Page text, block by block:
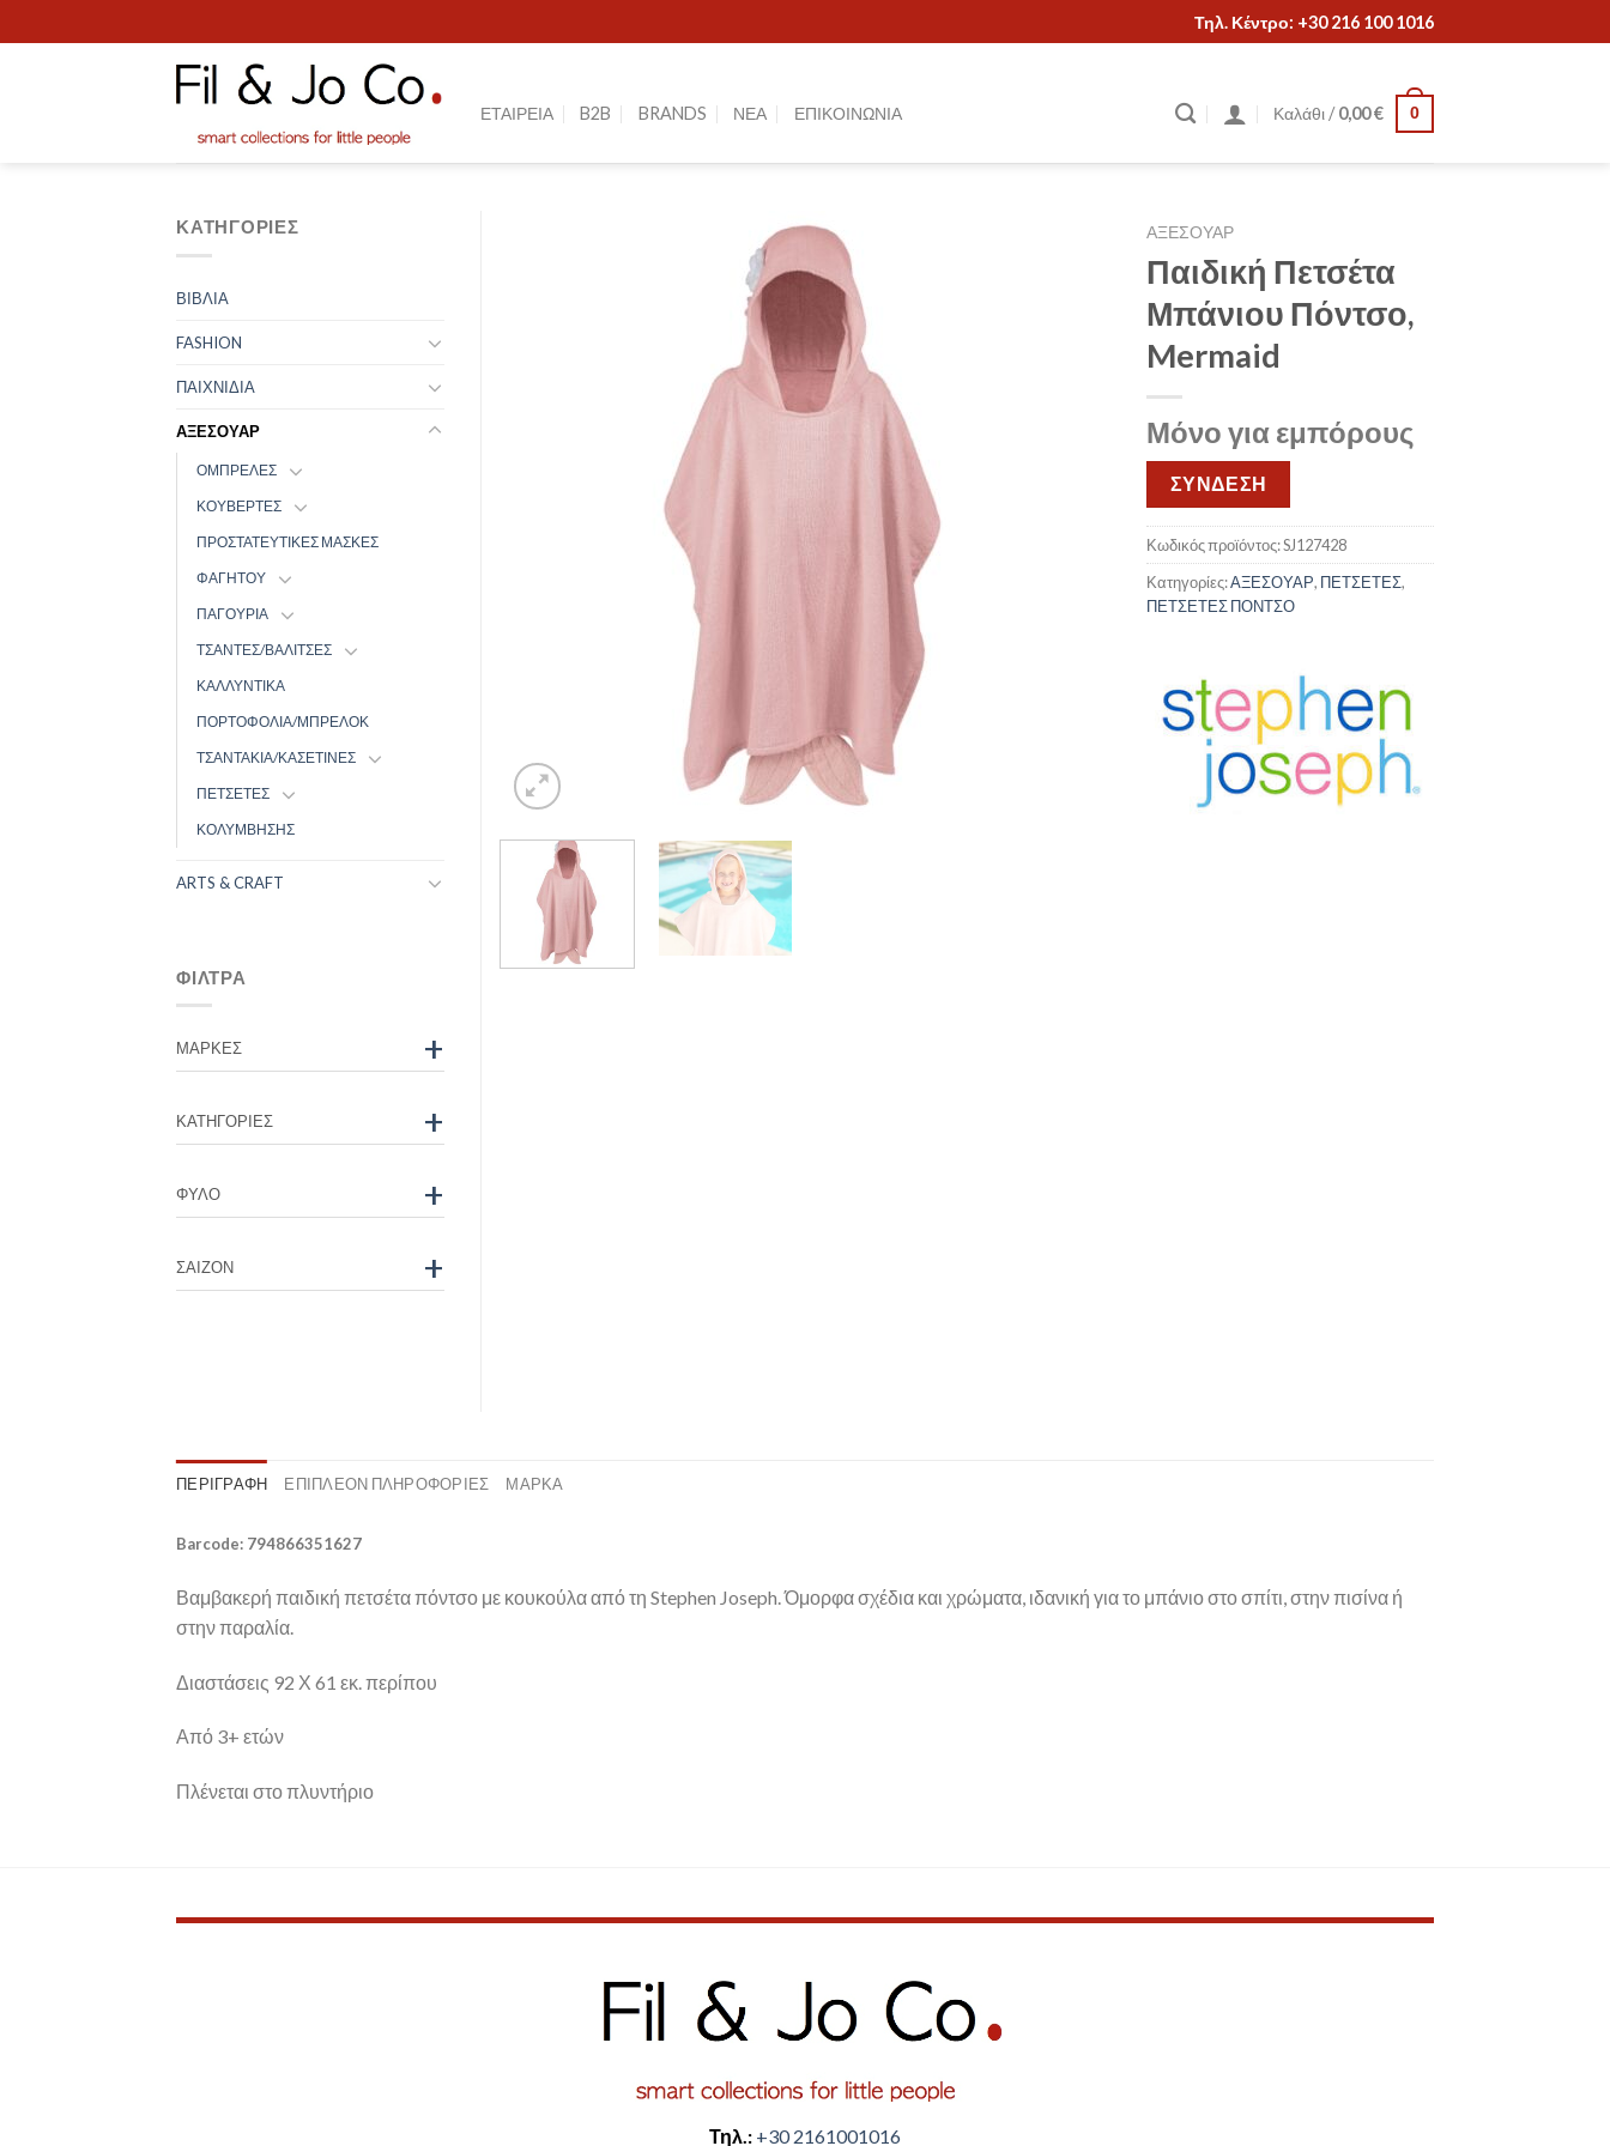
to
Τηλ. Κέντρο: +30 216 100 1016
ΕΤΑΙΡΕΙΑ B2B BRANDS ΝΕΑ ΕΠΙΚΟΙΝΩΝΙΑ Καλάθι /0,00€ 0
ΑΞΕΣΟΥΑΡ
Παιδική Πετσέτα
Μπάνιου Πόντσο,
Mermaid
Μόνο για εμπόρους
ΣΥΝΔΕΣΗ
Κωδικός προϊόντος:SJ127428
Κατηγορίες:ΑΞΕΣΟΥΑΡ, ΠΕΤΣΕΤΕΣ,
ΠΕΤΣΕΤΕΣ ΠΟΝΤΣΟ
ΚΑΤΗΓΟΡΊΕΣ
ΒΙΒΛΙΑ
FASHION
ΠΑΙΧΝΙΔΙΑ
ΑΞΕΣΟΥΑΡ
ΟΜΠΡΕΛΕΣ
ΚΟΥΒΕΡΤΕΣ
ΠΡΟΣΤΑΤΕΥΤΙΚΕΣ ΜΑΣΚΕΣ
ΦΑΓΗΤΟΥ
ΠΑΓΟΥΡΙΑ
ΤΣΑΝΤΕΣ/ΒΑΛΙΤΣΕΣ
ΚΑΛΛΥΝΤΙΚΑ
ΠΟΡΤΟΦΟΛΙΑ/ΜΠΡΕΛΟΚ
ΤΣΑΝΤΑΚΙΑ/ΚΑΣΕΤΙΝΕΣ
ΠΕΤΣΕΤΕΣ
ΚΟΛΥΜΒΗΣΗΣ
ARTS & CRAFT
ΦΊΛΤΡΑ
ΜΆΡΚΕΣ +
ΚΑΤΗΓΟΡΊΕΣ +
ΦΎΛΟ +
ΣΑΙΖΌΝ +
ΠΕΡΙΓΡΑΦΉ ΕΠΙΠΛΈΟΝ ΠΛΗΡΟΦΟΡΊΕΣ ΜΆΡΚΑ
Barcode: 794866351627
Βαμβακερή παιδική πετσέτα πόντσο με κουκούλα από τη Stephen Joseph. Όμορφα σχέδια και χρώματα, ιδανική για το μπάνιο στο σπίτι, στην πισίνα ή
στην παραλία.
Διαστάσεις 92 Χ 61 εκ. περίπου
Από 3+ ετών
Πλένεται στο πλυντήριο
Τηλ.: +30 2161001016